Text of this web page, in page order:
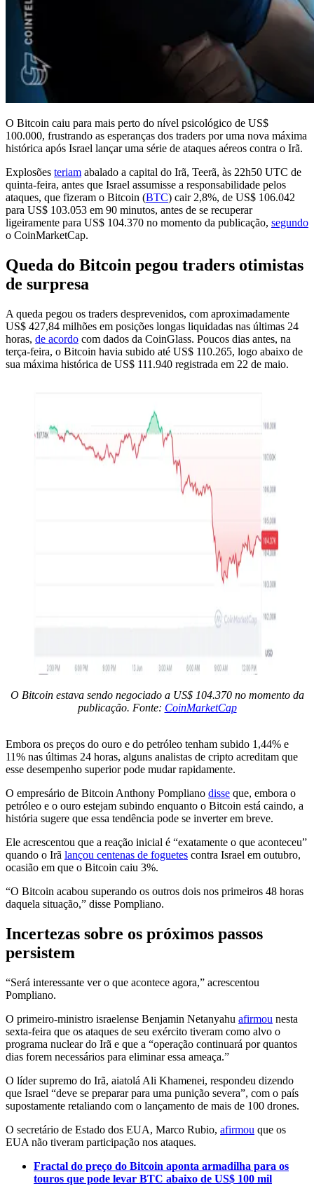
O Bitcoin caiu para mais perto do nível psicológico de US$
100.000, frustrando as esperanças dos traders por uma nova máxima
histórica após Israel lançar uma série de ataques aéreos contra o Irã.
Explosões teriam abalado a capital do Irã, Teerã, às 22h50 UTC de
quinta-feira, antes que Israel assumisse a responsabilidade pelos
ataques, que fizeram o Bitcoin (BTC) cair 2,8%, de US$ 106.042
para US$ 103.053 em 90 minutos, antes de se recuperar
ligeiramente para US$ 104.370 no momento da publicação, segundo
o CoinMarketCap.
Queda do Bitcoin pegou traders otimistas
de surpresa
A queda pegou os traders desprevenidos, com aproximadamente
US$ 427,84 milhões em posições longas liquidadas nas últimas 24
horas, de acordo com dados da CoinGlass. Poucos dias antes, na
terça-feira, o Bitcoin havia subido até US$ 110.265, logo abaixo de
sua máxima histórica de US$ 111.940 registrada em 22 de maio.
O Bitcoin estava sendo negociado a US$ 104.370 no momento da
publicação. Fonte: CoinMarketCap
Embora os preços do ouro e do petróleo tenham subido 1,44% e
11% nas últimas 24 horas, alguns analistas de cripto acreditam que
esse desempenho superior pode mudar rapidamente.
O empresário de Bitcoin Anthony Pompliano disse que, embora o
petróleo e o ouro estejam subindo enquanto o Bitcoin está caindo, a
história sugere que essa tendência pode se inverter em breve.
Ele acrescentou que a reação inicial é “exatamente o que aconteceu”
quando o Irã lançou centenas de foguetes contra Israel em outubro,
ocasião em que o Bitcoin caiu 3%.
“O Bitcoin acabou superando os outros dois nos primeiros 48 horas
daquela situação,” disse Pompliano.
Incertezas sobre os próximos passos
persistem
“Será interessante ver o que acontece agora,” acrescentou
Pompliano.
O primeiro-ministro israelense Benjamin Netanyahu afirmou nesta
sexta-feira que os ataques de seu exército tiveram como alvo o
programa nuclear do Irã e que a “operação continuará por quantos
dias forem necessários para eliminar essa ameaça.”
O líder supremo do Irã, aiatolá Ali Khamenei, respondeu dizendo
que Israel “deve se preparar para uma punição severa”, com o país
supostamente retaliando com o lançamento de mais de 100 drones.
O secretário de Estado dos EUA, Marco Rubio, afirmou que os
EUA não tiveram participação nos ataques.
Fractal do preço do Bitcoin aponta armadilha para os
touros que pode levar BTC abaixo de US$ 100 mil